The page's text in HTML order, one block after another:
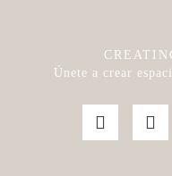
Únete a crear